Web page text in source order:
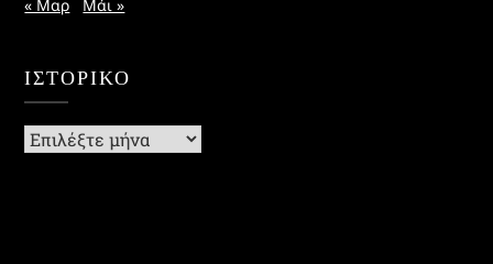
« Μαρ
Μάι »
ΙΣΤΟΡΙΚΌ
Ιστορικό